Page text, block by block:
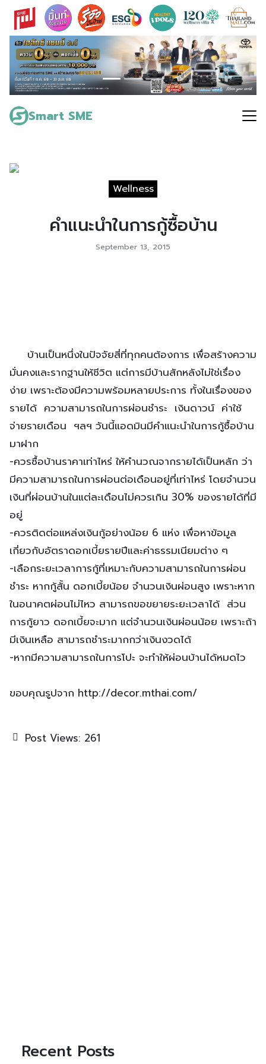
Skip
content
Smart SME
Search
for:
Wellness
คำแนะนำในการกู้ซื้อบ้าน
September 13, 2015
บ้านเป็นหนึ่งในปัจจัยสี่ที่ทุกคนต้องการ เพื่อสร้างความ
มั่นคงและรากฐานให้ชีวิต แต่การมีบ้านสักหลังไม่ใช่เรื่อง
ง่าย เพราะต้องมีความพร้อมหลายประการ ทั้งในเรื่องของ
รายได้ ความสามารถในการผ่อนชำระ เงินดาวน์ ค่าใช้
จ่ายรายเดือน ฯลฯ วันนี้แอดมินมีคำแนะนำในการกู้ซื้อบ้าน
มาฝาก
-ควรซื้อบ้านราคาเท่าไหร่ ให้คำนวณจากรายได้เป็นหลัก ว่า
มีความสามารถในการผ่อนต่อเดือนอยู่ที่เท่าไหร่ โดยจำนวน
เงินที่ผ่อนบ้านในแต่ละเดือนไม่ควรเกิน 30% ของรายได้ที่มี
อยู่
-ควรติดต่อแหล่งเงินกู้อย่างน้อย 6 แห่ง เพื่อหาข้อมูล
เกี่ยวกับอัตราดอกเบี้ยรายปีและค่าธรรมเนียมต่าง ๆ
-เลือกระยะเวลาการกู้ที่เหมาะกับความสามารถในการผ่อน
ชำระ หากกู้สั้น ดอกเบี้ยน้อย จำนวนเงินผ่อนสูง เพราะหาก
ในอนาคตผ่อนไม่ไหว สามารถขอขยายระยะเวลาได้ ส่วน
การกู้ยาว ดอกเบี้ยจะมาก แต่จำนวนเงินผ่อนน้อย เพราะถ้า
มีเงินเหลือ สามารถชำระมากกว่าเงินงวดได้
-หากมีความสามารถในการโปะ จะทำให้ผ่อนบ้านได้หมดไว
ขอบคุณรูปจาก http://decor.mthai.com/
Post Views: 261
Recent Posts